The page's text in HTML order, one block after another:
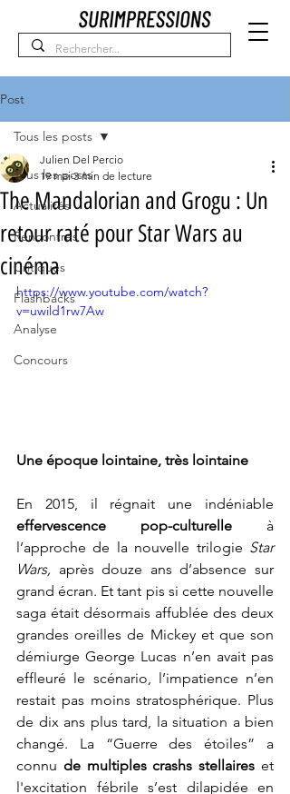
Post
Tous les posts
Actualités
Rencontres
Critiques
Flashbacks
Analyse
Concours
Tous les posts
The Mandalorian and Grogu : Un
retour raté pour Star Wars au
cinéma
Julien Del Percio
19 mai 3 min de lecture
https://www.youtube.com/watch?
v=uwild1rw7Aw
Une époque lointaine, très lointaine
effervescence pop-culturelle à
l’approche de la nouvelle trilogie Star
Wars, après douze ans d’absence sur
grand écran. Et tant pis si cette nouvelle
saga était désormais affublée des deux
grandes oreilles de Mickey et que son
démiurge George Lucas n’en avait pas
effleuré le scénario, l’impatience n’en
restait pas moins stratosphérique. Plus
de dix ans plus tard, la situation a bien
changé. La “Guerre des étoiles” a
connu de multiples crashs stellaires et
l'excitation fébrile s’est dilapidée en